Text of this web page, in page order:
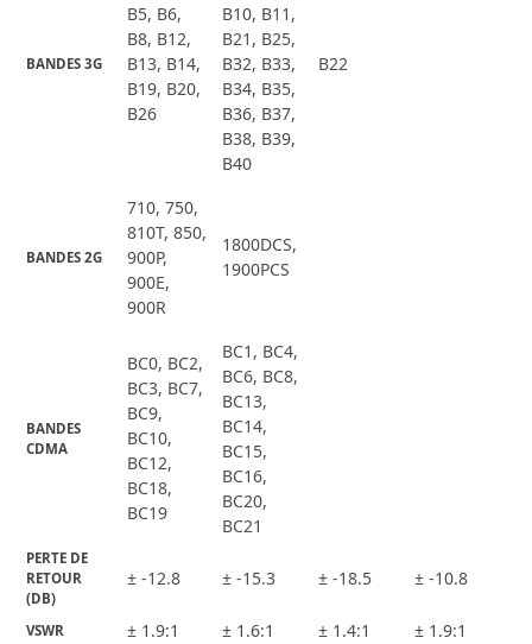
BANDES 3G
B5, B6,
B8, B12,
B13, B14,
B19, B20,
B26
B10, B11,
B21, B25,
B32, B33,
B34, B35,
B36, B37,
B38, B39,
B40
B22
BANDES 2G
710, 750,
810T, 850,
900P,
900E,
900R
1800DCS,
1900PCS
BANDES
CDMA
BC0, BC2,
BC3, BC7,
BC9,
BC10,
BC12,
BC18,
BC19
BC1, BC4,
BC6, BC8,
BC13,
BC14,
BC15,
BC16,
BC20,
BC21
PERTE DE
RETOUR
(DB)
± -12.8 ± -15.3 ± -18.5 ± -10.8
VSWR ± 1.9:1 ± 1.6:1 ± 1.4:1 ± 1.9:1